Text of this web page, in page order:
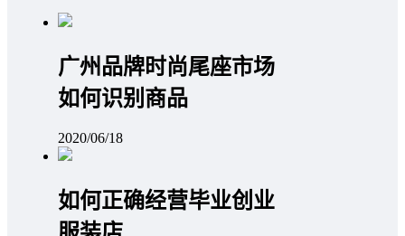
广州品牌时尚尾座市场
如何识别商品
2020/06/18
如何正确经营毕业创业